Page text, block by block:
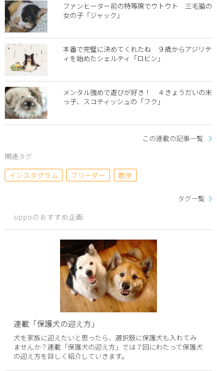
ファンヒーター前の特等席でウトウト 三毛猫の
女の子「ジャック」
本番で完璧に決めてくれたね ９歳からアジリテ
ィを始めたシェルティ「ロビン」
メンタル強めで遊びが好き！ ４きょうだいの末
っ子、スコティッシュの「フク」
この連載の記事一覧
関連タグ
インスタグラム
ブリーダー 散歩
タグ一覧
sippoのおすすめ企画
連載「保護犬の迎え方」
犬を家族に迎えたいと思ったら、選択肢に保護犬も入れてみ
ませんか？連載「保護犬の迎え方」では７回にわたって保護犬
の迎え方を詳しく紹介していきます。